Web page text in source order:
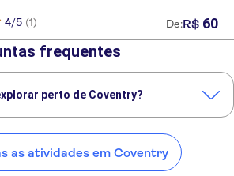
4/5 (1) De:R$ 60
frequentes
perto de Coventry?
as atividades em Coventry